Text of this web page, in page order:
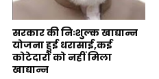
सरकार की निःशुल्क खाद्यान्न
योजना हुई धरासाई,कई
कोटेदारों को नहीं मिला
खाद्यान्न